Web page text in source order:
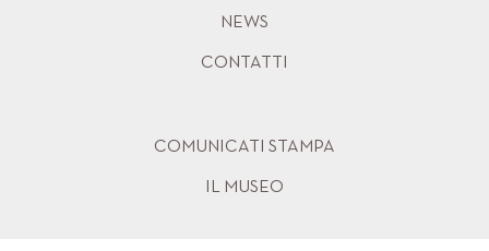
NEWS
CONTATTI
COMUNICATI STAMPA
IL MUSEO